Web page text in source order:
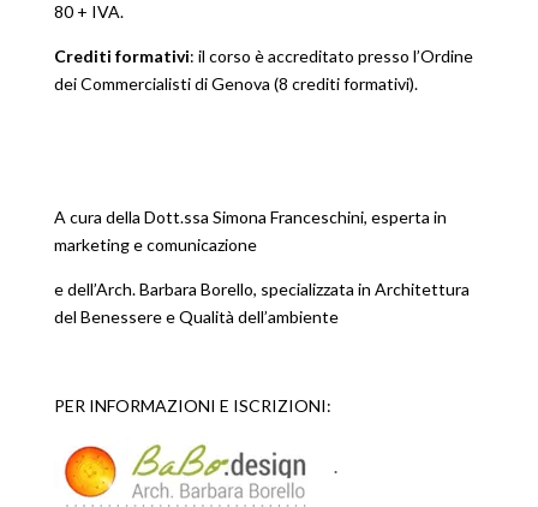
80 + IVA.
Crediti formativi: il corso è accreditato presso l’Ordine
dei Commercialisti di Genova (8 crediti formativi).
A cura della Dott.ssa Simona Franceschini, esperta in
marketing e comunicazione
e dell’Arch. Barbara Borello, specializzata in Architettura
del Benessere e Qualità dell’ambiente
PER INFORMAZIONI E ISCRIZIONI:
.